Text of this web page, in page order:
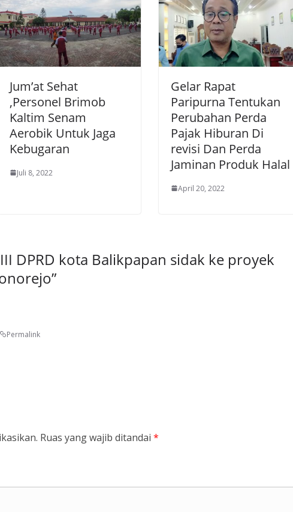
Jum’at Sehat
,Personel Brimob
Kaltim Senam
Aerobik Untuk Jaga
Kebugaran
Juli 8, 2022
Gelar Rapat
Paripurna Tentukan
Perubahan Perda
Pajak Hiburan Di
revisi Dan Perda
Jaminan Produk Halal
April 20, 2022
DPRD kota Balikpapan sidak ke proyek
”
Permalink
Ruas yang wajib ditandai *